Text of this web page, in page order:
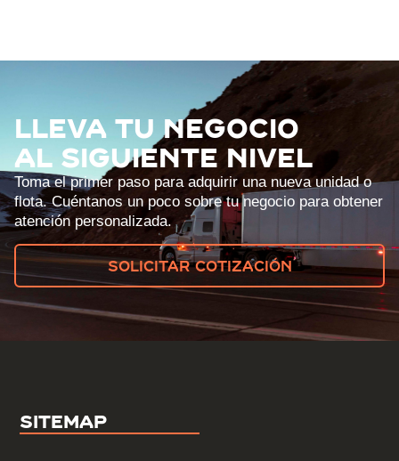
LLEVA TU NEGOCIO
AL SIGUIENTE NIVEL
Toma el primer paso para adquirir una nueva unidad o
flota. Cuéntanos un poco sobre tu negocio para obtener
atención personalizada.
Solicitar cotización
Sitemap